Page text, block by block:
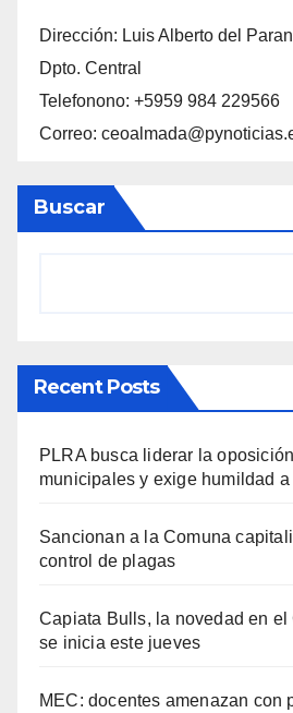
Dirección: Luis Alberto del
Dpto. Central
Telefonono: +5959 984 229566
Correo:
Buscar
Recent Posts
PLRA busca liderar la
municipales y exige humildad
Sancionan a la Comuna
control de plagas
Capiata Bulls, la novedad en
se inicia este jueves
MEC: docentes amenazan con